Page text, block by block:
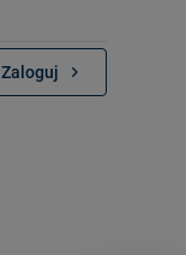
Zaloguj